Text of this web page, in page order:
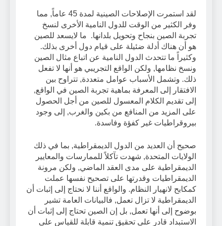
لقد استمرت الإصلاحات الصينية لمدة 45 عاماً, مما
وفر الكثير من الوقت للدول النامية الأخرى لنسخ
تجربة الصين بنجاح وتحويل بلدانها. ما لايسعد للصين
هو أن هناك أدلة ضئيلة على قيام دول أخرى بذلك.
وكثيراً ما تتحدث الدول النامية عن اتباع مثال الصين
ونسخ نظامها, ولكن الواقع التجريبي هو أنها لا تفعل
ذلك. وتشمل الأسباب عوامل متعددة, تتراوح بين
الافتقار إلى المعرفة بماهية تجربة الصين في الواقع,
إلى تقديم الكلام المعسول للصين من أجل الحصول
على المزيد من المنافع من بكين والغرب, إلى وجود
بيروقراطيات غير كفؤة وفاسدة.
صحيح أن العديد من الدول الديمقراطية, بما في ذلك
الولايات المتحدة, شهدت تآكلاً للممارسات والمعايير
الديمقراطية على مدى العقد الماضي, ولكن مرونة
الديمقراطيات وقدرتها على تصحيح نفسها عملت
كمكابح لانهيار النظام. والواقع أننا لا نحتاج إلى إثبات أن
الديمقراطية لا تزال تعمل, فالبيانات العامة تشير
بوضوح إلى أنها تعمل, بل إن الصين تحتاج إلى إثبات أن
الاستبداد قادر على تحقيق تنمية قابلة للقياس على